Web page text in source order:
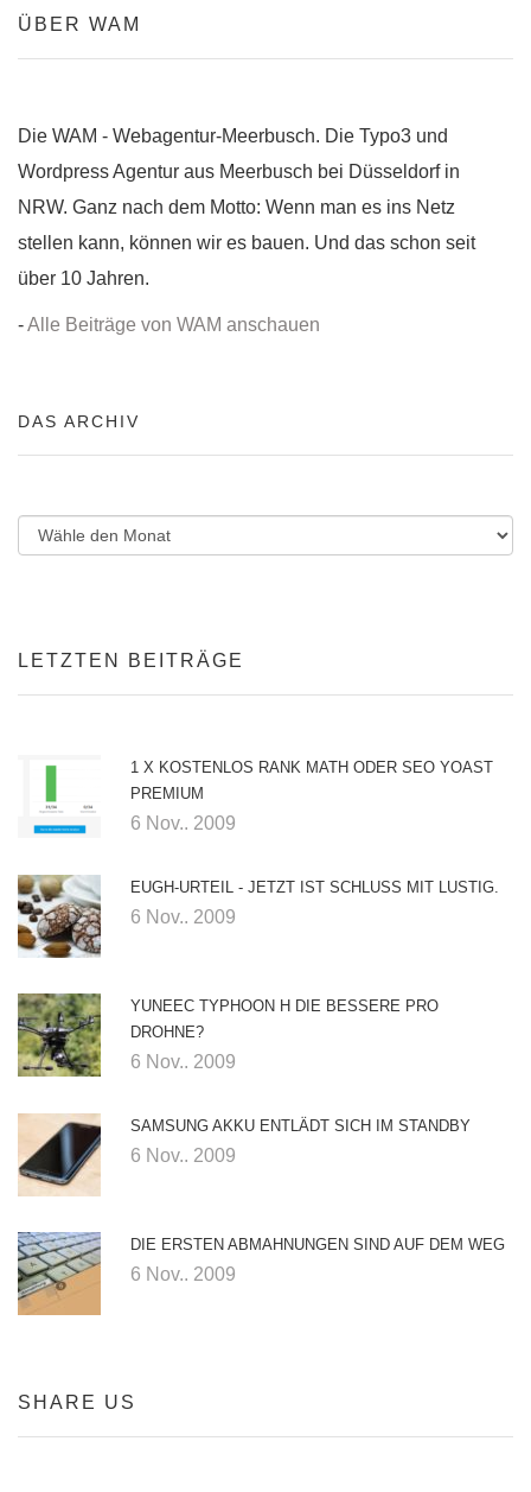
ÜBER WAM
Die WAM - Webagentur-Meerbusch. Die Typo3 und
Wordpress Agentur aus Meerbusch bei Düsseldorf in
NRW. Ganz nach dem Motto: Wenn man es ins Netz
stellen kann, können wir es bauen. Und das schon seit
über 10 Jahren.
-Alle Beiträge von WAM anschauen
DAS ARCHIV
LETZTEN BEITRÄGE
1 X KOSTENLOS RANK MATH ODER SEO YOAST
PREMIUM
6 Nov.. 2009
EUGH-URTEIL - JETZT IST SCHLUSS MIT LUSTIG.
6 Nov.. 2009
YUNEEC TYPHOON H DIE BESSERE PRO
DROHNE?
6 Nov.. 2009
SAMSUNG AKKU ENTLÄDT SICH IM STANDBY
6 Nov.. 2009
DIE ERSTEN ABMAHNUNGEN SIND AUF DEM WEG
6 Nov.. 2009
SHARE US